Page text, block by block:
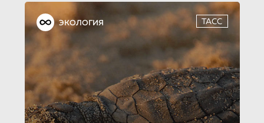
ЭКОЛОГИЯ ТАСС